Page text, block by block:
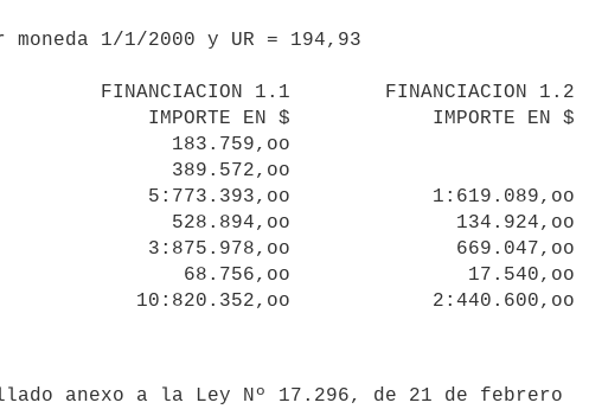
IMPORTE EN $            IMPORTE EN $
183.759,oo
389.572,oo
5:773.393,oo            1:619.089,oo
528.894,oo              134.924,oo
3:875.978,oo              669.047,oo
68.756,oo               17.540,oo